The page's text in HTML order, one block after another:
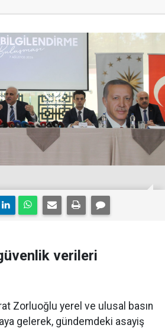
verileri
Zorluoğlu yerel ve ulusal basın
gelerek, gündemdeki asayiş